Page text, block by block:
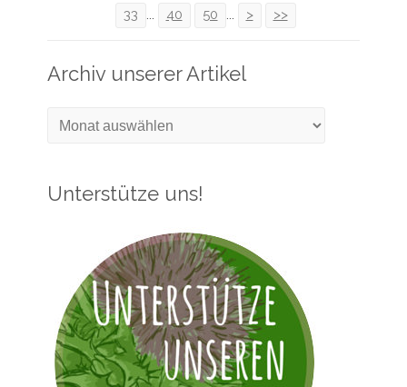
33 ... 40 50 ... > >>
Archiv unserer Artikel
Archiv
Unterstütze uns!